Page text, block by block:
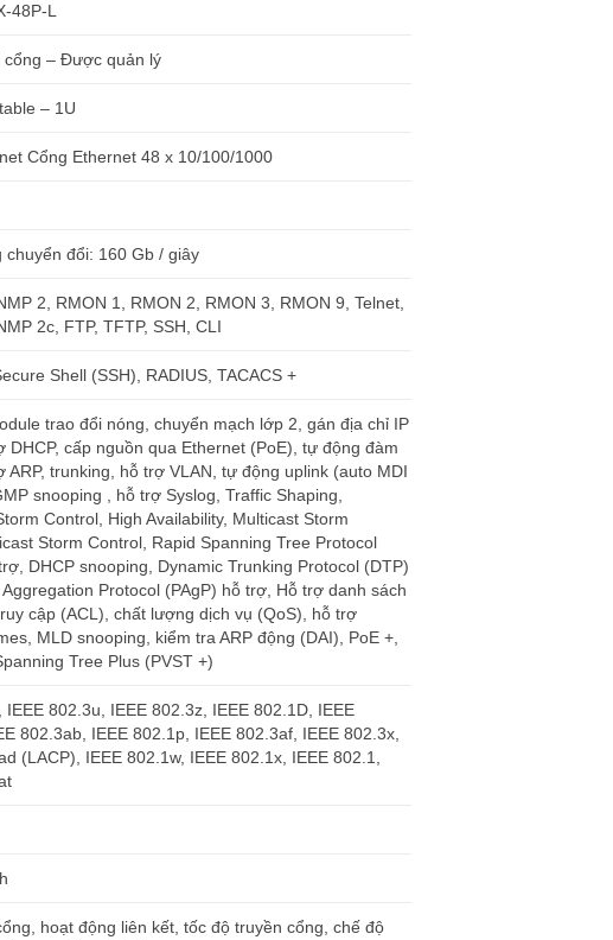
48P-L
cổng – Được quản lý
– 1U
Cổng Ethernet 48 x 10/100/1000
chuyển đổi: 160 Gb / giây
2, RMON 1, RMON 2, RMON 3, RMON 9, Telnet,
2c, FTP, TFTP, SSH, CLI
Shell (SSH), RADIUS, TACACS +
trao đổi nóng, chuyển mạch lớp 2, gán địa chỉ IP
DHCP, cấp nguồn qua Ethernet (PoE), tự động đàm
ARP, trunking, hỗ trợ VLAN, tự động uplink (auto MDI
snooping , hỗ trợ Syslog, Traffic Shaping,
Control, High Availability, Multicast Storm
Storm Control, Rapid Spanning Tree Protocol
DHCP snooping, Dynamic Trunking Protocol (DTP)
Protocol (PAgP) hỗ trợ, Hỗ trợ danh sách
cập (ACL), chất lượng dịch vụ (QoS), hỗ trợ
MLD snooping, kiểm tra ARP động (DAI), PoE +,
Tree Plus (PVST +)
IEEE 802.3u, IEEE 802.3z, IEEE 802.1D, IEEE
802.3ab, IEEE 802.1p, IEEE 802.3af, IEEE 802.3x,
(LACP), IEEE 802.1w, IEEE 802.1x, IEEE 802.1,
hoạt động liên kết, tốc độ truyền cổng, chế độ